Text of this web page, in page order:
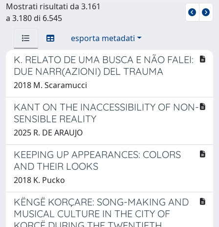
Mostrati risultati da 3.161
a 3.180 di 6.545
esporta metadati
K. RELATO DE UMA BUSCA E NÃO FALEI:
DUE NARR(AZIONI) DEL TRAUMA
2018 M. Scaramucci
KANT ON THE INACCESSIBILITY OF NON-
SENSIBLE REALITY
2025 R. DE ARAUJO
KEEPING UP APPEARANCES: COLORS
AND THEIR LOOKS
2018 K. Pucko
KËNGË KORÇARE: SONG-MAKING AND
MUSICAL CULTURE IN THE CITY OF